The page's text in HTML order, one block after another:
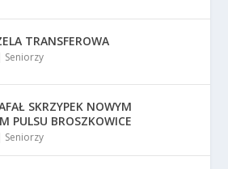
TRANSFEROWA
Seniorzy
SKRZYPEK NOWYM
PULSU BROSZKOWICE
Seniorzy